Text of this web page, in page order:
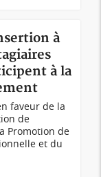
à
à la
faveur de la
de
Promotion de
et du